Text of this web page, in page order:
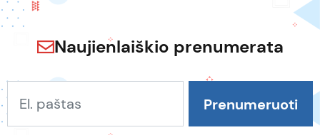
Naujienlaiškio prenumerata